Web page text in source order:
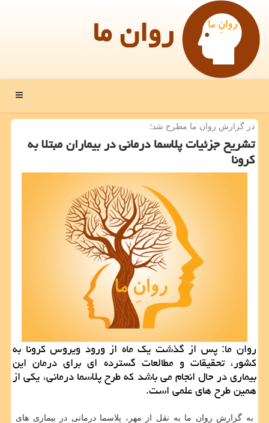
روان ما
منو
در گزارش روان ما مطرح شد؛
تشریح جزئیات پلاسما درمانی در بیماران مبتلا به
كرونا
روان ما: پس از گذشت یك ماه از ورود ویروس كرونا به
كشور، تحقیقات و مطالعات گسترده ای برای درمان این
بیماری در حال انجام می باشد كه طرح پلاسما درمانی، یكی از
همین طرح های علمی است.
به گزارش روان ما به نقل از مهر، پلاسما درمانی در بیماری های